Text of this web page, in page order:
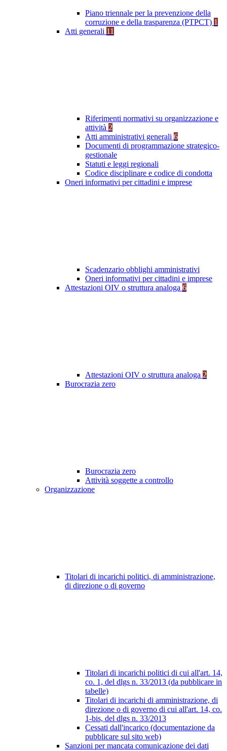
Piano triennale per la prevenzione della
corruzione e della trasparenza (PTPCT) 1
Atti generali 11
Riferimenti normativi su organizzazione e
attività 2
Atti amministrativi generali 6
Documenti di programmazione strategico-
gestionale
Statuti e leggi regionali
Codice disciplinare e codice di condotta
Oneri informativi per cittadini e imprese
Scadenzario obblighi amministrativi
Oneri informativi per cittadini e imprese
Attestazioni OIV o struttura analoga 6
Attestazioni OIV o struttura analoga 2
Burocrazia zero
Burocrazia zero
Attività soggette a controllo
Organizzazione
Titolari di incarichi politici, di amministrazione,
di direzione o di governo
Titolari di incarichi politici di cui all'art. 14,
co. 1, del dlgs n. 33/2013 (da pubblicare in
tabelle)
Titolari di incarichi di amministrazione, di
direzione o di governo di cui all'art. 14, co.
1-bis, del dlgs n. 33/2013
Cessati dall'incarico (documentazione da
pubblicare sul sito web)
Sanzioni per mancata comunicazione dei dati